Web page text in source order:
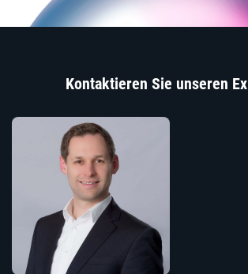
Kontaktieren Sie unseren